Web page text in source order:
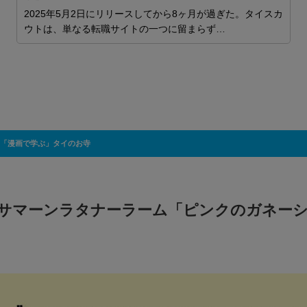
2025年5月2日にリリースしてから8ヶ月が過ぎた。タイスカ
ウトは、単なる転職サイトの一つに留まらず…
「漫画で学ぶ」タイのお寺
マーンラタナーラーム「ピンクのガネー